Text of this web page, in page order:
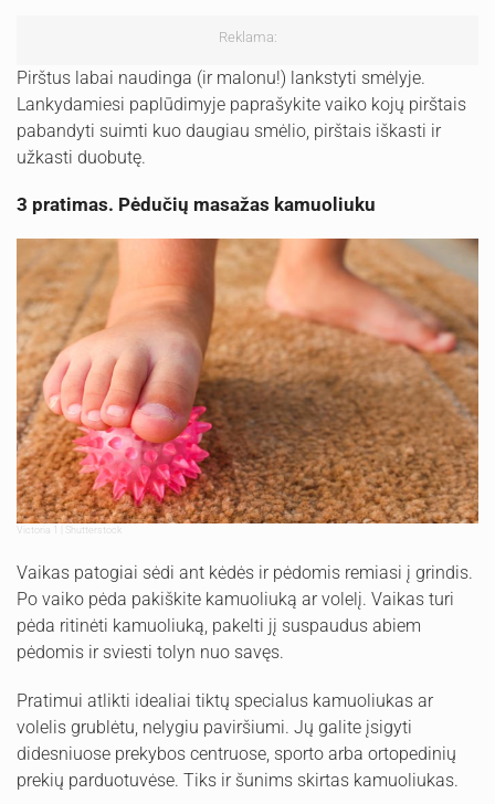
Reklama:
Pirštus labai naudinga (ir malonu!) lankstyti smėlyje.
Lankydamiesi paplūdimyje paprašykite vaiko kojų pirštais
pabandyti suimti kuo daugiau smėlio, pirštais iškasti ir
užkasti duobutę.
3 pratimas. Pėdučių masažas kamuoliuku
Victoria 1 | Shutterstock
Vaikas patogiai sėdi ant kėdės ir pėdomis remiasi į grindis.
Po vaiko pėda pakiškite kamuoliuką ar volelį. Vaikas turi
pėda ritinėti kamuoliuką, pakelti jį suspaudus abiem
pėdomis ir sviesti tolyn nuo savęs.
Pratimui atlikti idealiai tiktų specialus kamuoliukas ar
volelis grublėtu, nelygiu paviršiumi. Jų galite įsigyti
didesniuose prekybos centruose, sporto arba ortopedinių
prekių parduotuvėse. Tiks ir šunims skirtas kamuoliukas.